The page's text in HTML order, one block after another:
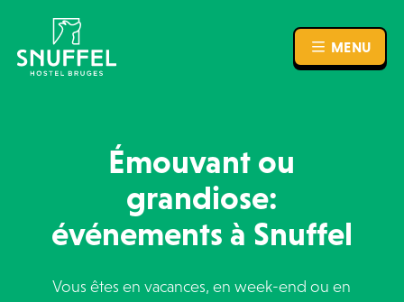
MENU
MENU
Émouvant ou
grandiose:
événements à Snuffel
Vous êtes en vacances, en week-end ou en